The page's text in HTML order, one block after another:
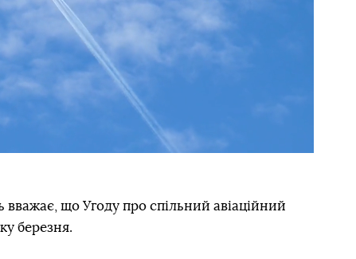
що Угоду про спільний авіаційний
березня.